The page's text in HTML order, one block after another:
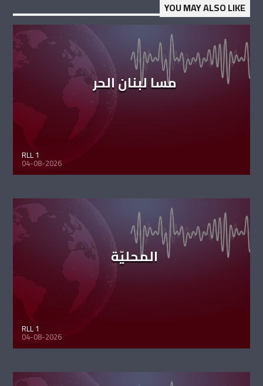
YOU MAY ALSO LIKE
مسا لبنان الحر
RLL 1
04-08-2026
المحليّة
RLL 1
04-08-2026